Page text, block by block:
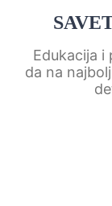
Edukacija
da na